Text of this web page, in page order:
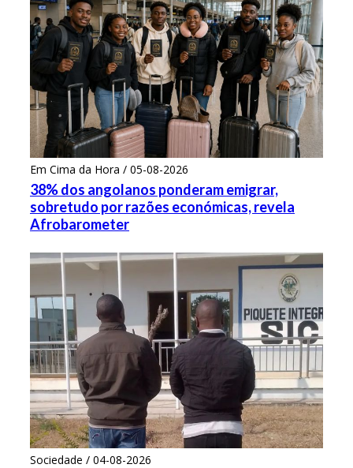
Em Cima da Hora / 05-08-2026
38% dos angolanos ponderam emigrar,
sobretudo por razões económicas, revela
Afrobarometer
Sociedade / 04-08-2026